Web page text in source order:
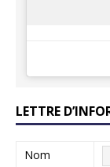
LETTRE
Nom